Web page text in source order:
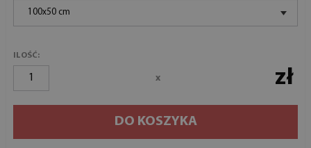
100x50 cm
ILOŚĆ:
x zł
DO KOSZYKA